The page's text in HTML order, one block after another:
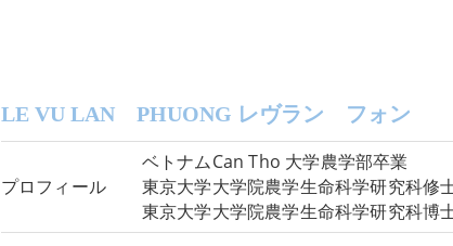
LE VU LAN PHUONG レヴラン フォン
プロフィール
ベトナムCan Tho 大学農学部卒業
東京大学大学院農学生命科学研究科修
東京大学大学院農学生命科学研究科博